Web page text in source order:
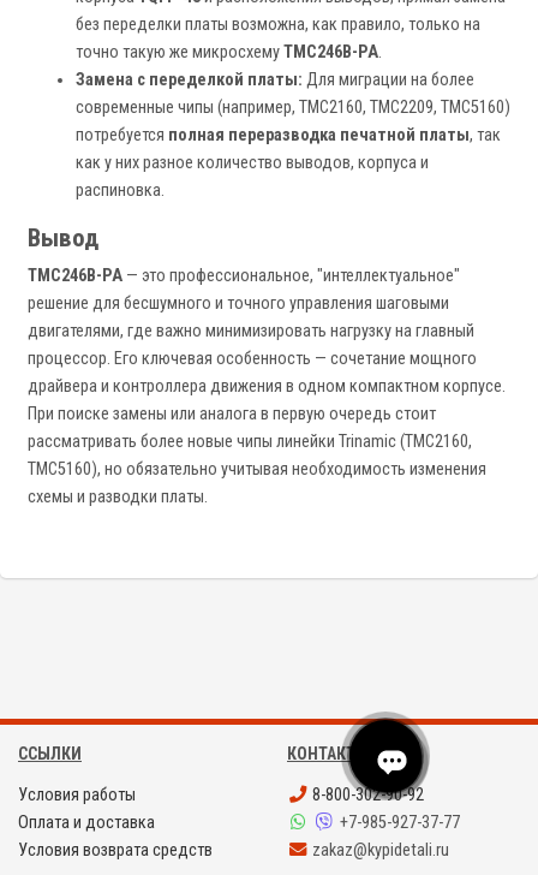
без переделки платы возможна, как правило, только на
точно такую же микросхемуTMC246B-PA.
Замена с переделкой платы: Для миграции на более
современные чипы (например, TMC2160, TMC2209, TMC5160)
потребуется полная переразводка печатной платы, так
как у них разное количество выводов, корпуса и
распиновка.
Вывод
TMC246B-PA — это профессиональное, "интеллектуальное"
решение для бесшумного и точного управления шаговыми
двигателями, где важно минимизировать нагрузку на главный
процессор. Его ключевая особенность — сочетание мощного
драйвера и контроллера движения в одном компактном корпусе.
При поиске замены или аналога в первую очередь стоит
рассматривать более новые чипы линейки Trinamic (TMC2160,
TMC5160), но обязательно учитывая необходимость изменения
схемы и разводки платы.
ССЫЛКИ
Условия работы
Оплата и доставка
Условия возврата средств
КОНТАКТЫ
8-800-302-90-92
+7-985-927-37-77
zakaz@kypidetali.ru